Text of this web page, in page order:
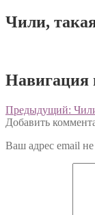
Чили,
Навигация
Предыдущий:
Добавить
Ваш адрес email